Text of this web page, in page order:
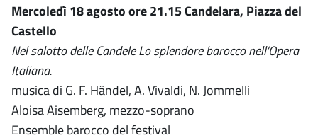
Mercoledì 18 agosto ore 21.15 Candelara, Piazza del
Castello
Nel salotto delle Candele Lo splendore barocco nell’Opera
Italiana.
musica di G. F. Händel, A. Vivaldi, N. Jommelli
Aloisa Aisemberg, mezzo-soprano
Ensemble barocco del festival